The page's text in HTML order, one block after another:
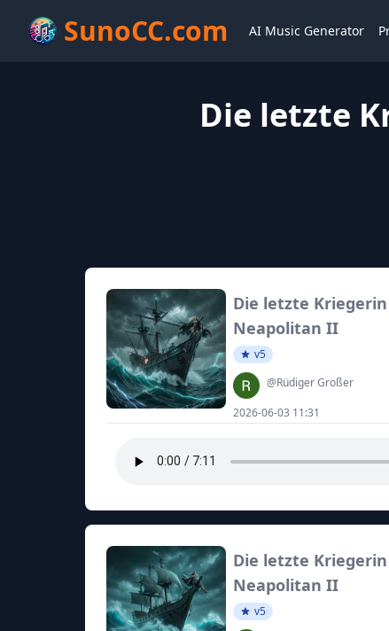
SunoCC.com AI Music Generator
Die letzte
Die letzte Kriegerin
Neapolitan II
v5
@Rüdiger Großer
2026-06-03 11:31
Die letzte Kriegerin
Neapolitan II
v5